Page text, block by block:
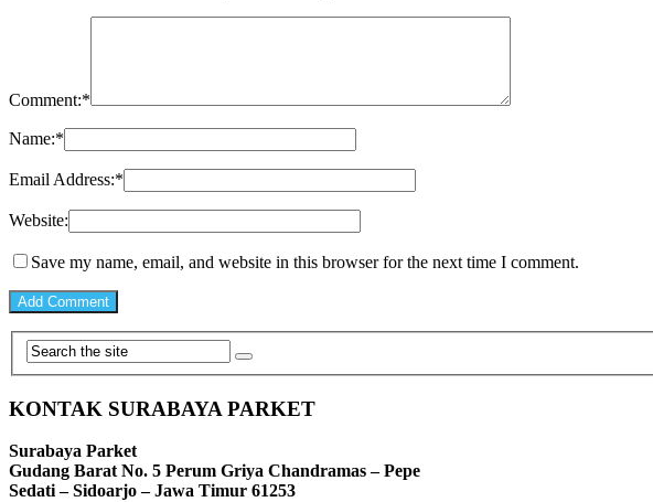
Comment:*
Name:*
Email Address:*
Website:
Save my name, email, and website in this browser for the next time I comment.
KONTAK SURABAYA PARKET
Surabaya Parket
Gudang Barat No. 5 Perum Griya Chandramas – Pepe
Sedati – Sidoarjo – Jawa Timur 61253